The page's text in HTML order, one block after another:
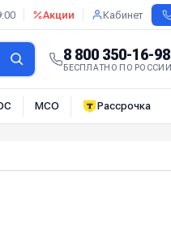
Акции Кабинет
8 800 350-16-98
БЕСПЛАТНО ПО РОССИИ
МСО Рассрочка